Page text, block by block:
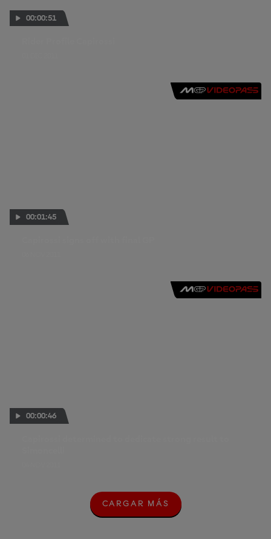
00:00:51
00:01:45
00:00:46
C
A
CARGAR MÁS